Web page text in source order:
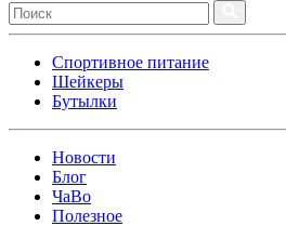
Спортивное питание
Шейкеры
Бутылки
Новости
Блог
ЧаВо
Полезное